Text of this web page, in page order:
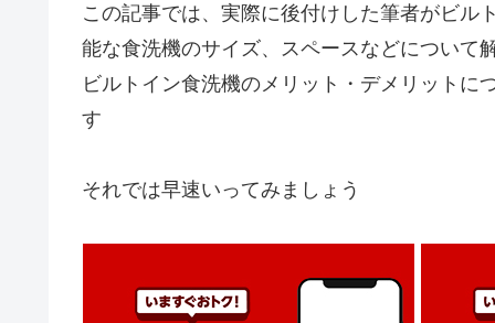
この記事では、実際に後付けした筆者がビル
能な食洗機のサイズ、スペースなどについて
ビルトイン食洗機のメリット・デメリットに
す
それでは早速いってみましょう